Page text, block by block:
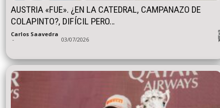
AUSTRIA «FUE». ¿EN LA CATEDRAL, CAMPANAZO DE
COLAPINTO?, DIFÍCIL PERO…
Carlos Saavedra
- 03/07/2026